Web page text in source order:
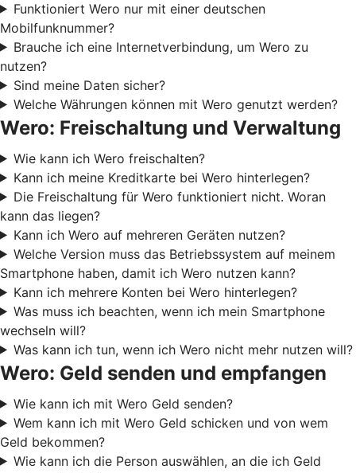
Funktioniert Wero nur mit einer deutschen
Mobilfunknummer?
Brauche ich eine Internetverbindung, um Wero zu
nutzen?
Sind meine Daten sicher?
Welche Währungen können mit Wero genutzt werden?
Wero: Freischaltung und Verwaltung
Wie kann ich Wero freischalten?
Kann ich meine Kreditkarte bei Wero hinterlegen?
Die Freischaltung für Wero funktioniert nicht. Woran
kann das liegen?
Kann ich Wero auf mehreren Geräten nutzen?
Welche Version muss das Betriebssystem auf meinem
Smartphone haben, damit ich Wero nutzen kann?
Kann ich mehrere Konten bei Wero hinterlegen?
Was muss ich beachten, wenn ich mein Smartphone
wechseln will?
Was kann ich tun, wenn ich Wero nicht mehr nutzen will?
Wero: Geld senden und empfangen
Wie kann ich mit Wero Geld senden?
Wem kann ich mit Wero Geld schicken und von wem
Geld bekommen?
Wie kann ich die Person auswählen, an die ich Geld